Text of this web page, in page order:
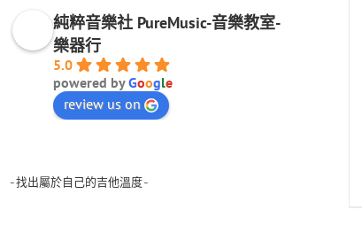
純粹音樂社 PureMusic-音樂教室-
樂器行
5.0
powered byGoogle
review us on
-找出屬於自己的吉他溫度-